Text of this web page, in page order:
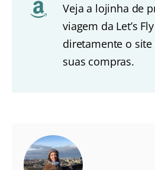
Veja a lojinha de
viagem da Let’s
diretamente o site
suas compras.